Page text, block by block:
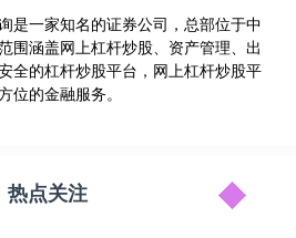
是一家知名的证券公司，总部位于中
围涵盖网上杠杆炒股、资产管理、出
全的杠杆炒股平台，网上杠杆炒股平
位的金融服务。
热点关注